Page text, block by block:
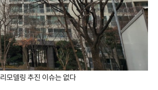
모델링 추진 이슈는 없다